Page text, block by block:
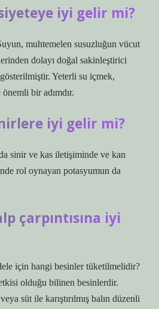
iyi gelir mi?
muhtemelen susuzluğun vücut
dolayı doğal sakinleştirici
Yeterli su içmek,
bir adımdır.
iyi gelir mi?
sinir ve kas iletişiminde ve kan
rol oynayan potasyumun da
çarpıntısına iyi
için hangi besinler tüketilmelidir?
olduğu bilinen besinlerdir.
süt ile karıştırılmış balın düzenli